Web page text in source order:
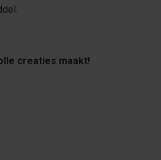
creaties maakt!